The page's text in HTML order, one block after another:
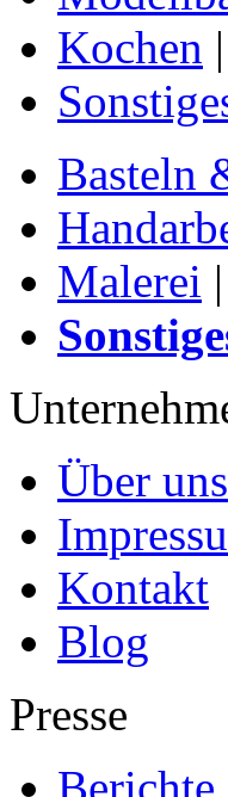
Kochen |
Basteln
Malerei |
Über uns
Kontakt
Blog
Presse